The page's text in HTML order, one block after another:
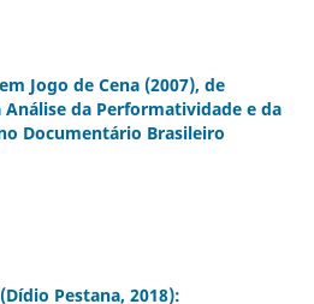
Jogo de Cena (2007), de
da Performatividade e da
Documentário Brasileiro
Pestana, 2018):